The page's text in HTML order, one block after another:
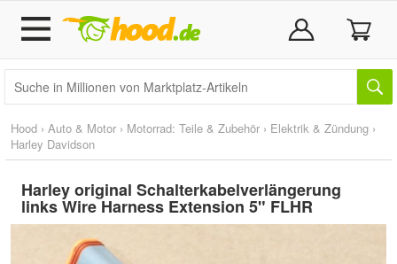
Hood › Auto & Motor › Motorrad: Teile & Zubehör › Elektrik & Zündung ›
Harley Davidson
Harley original Schalterkabelverlängerung
links Wire Harness Extension 5" FLHR